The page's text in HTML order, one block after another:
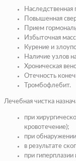
Наследственная
Повышенная
Прием
Избыточная
Курение и
Наличие узлов
Хроническая
Отечность
Тромбофлебит.
Лечебная чистка
при
кровотечение);
при
в результате
при